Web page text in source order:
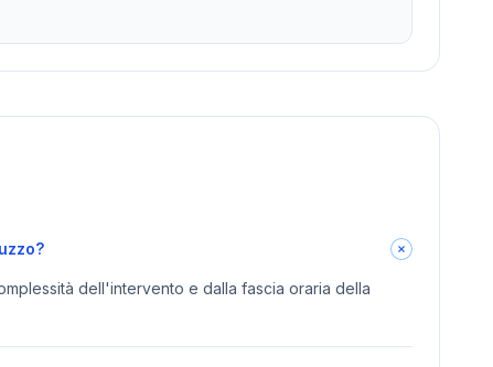
dell'intervento e dalla fascia oraria della